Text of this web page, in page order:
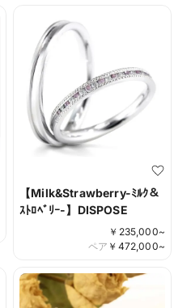
【Milk&Strawberry-ﾐﾙｸ＆
ｽﾄﾛﾍﾞﾘｰ-】DISPOSE
￥ 235,000~
￥ 472,000~
ペア